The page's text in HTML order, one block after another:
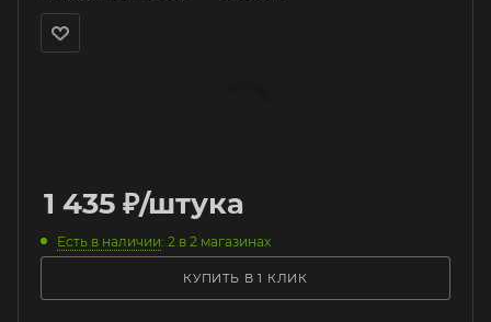
1 435 ₽/штука
Есть в наличии: 2 в 2 магазинах
КУПИТЬ В 1 КЛИК